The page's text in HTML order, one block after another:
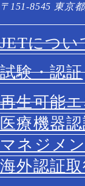
〒151-8545 東京
JETについ
試験・認証
再生可能
医療機器
マネジメ
海外認証